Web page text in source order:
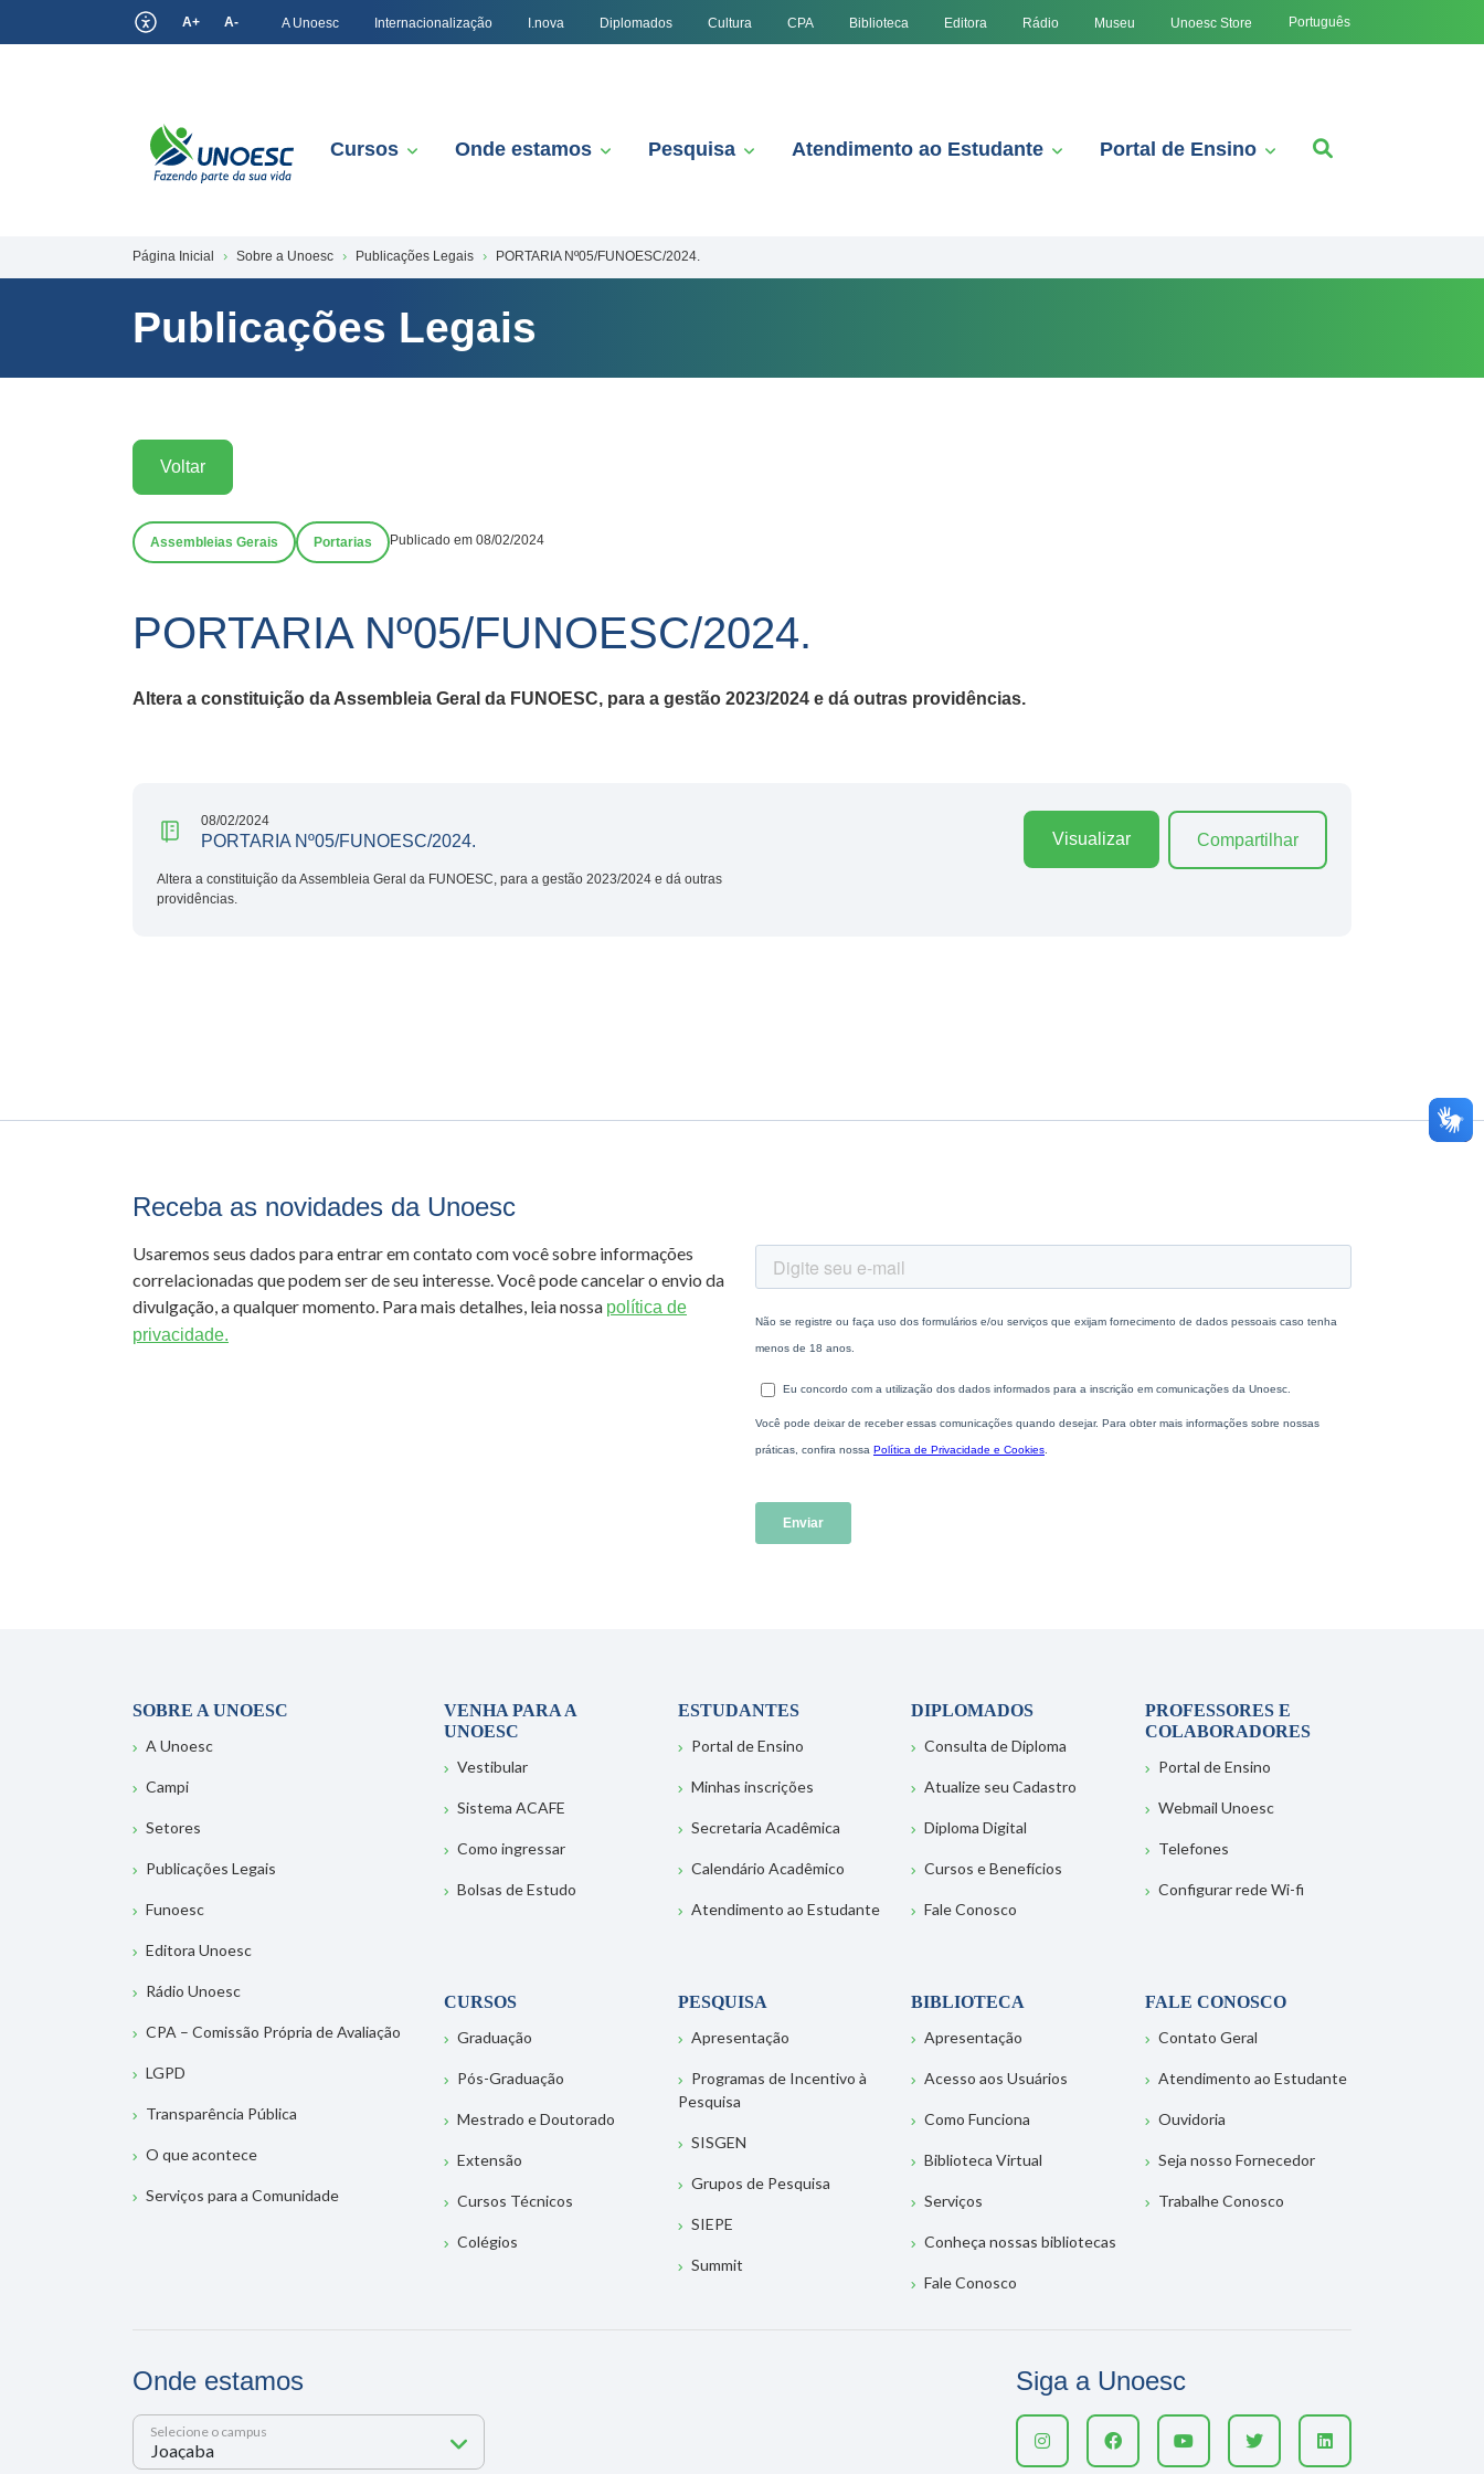
A+ A- A Unoesc Internacionalização I.nova Diplomados Cultura CPA Biblioteca Editora Rádio Museu Unoesc Store Português
Cursos Onde estamos Pesquisa Atendimento ao Estudante Portal de Ensino
Página Inicial Sobre a Unoesc Publicações Legais PORTARIA Nº05/FUNOESC/2024.
Publicações Legais
Voltar
Assembleias Gerais Portarias Publicado em 08/02/2024
PORTARIA Nº05/FUNOESC/2024.
Altera a constituição da Assembleia Geral da FUNOESC, para a gestão 2023/2024 e dá outras providências.
08/02/2024
PORTARIA Nº05/FUNOESC/2024.
Altera a constituição da Assembleia Geral da FUNOESC, para a gestão 2023/2024 e dá outras
providências.
Visualizar Compartilhar
Receba as novidades da Unoesc
Usaremos seus dados para entrar em contato com você sobre informações
correlacionadas que podem ser de seu interesse. Você pode cancelar o envio da
divulgação, a qualquer momento. Para mais detalhes, leia nossa política de
privacidade.
SOBRE A UNOESC
A Unoesc
Campi
Setores
Publicações Legais
Funoesc
Editora Unoesc
Rádio Unoesc
CPA – Comissão Própria de Avaliação
LGPD
Transparência Pública
O que acontece
Serviços para a Comunidade
VENHA PARA A
UNOESC
Vestibular
Sistema ACAFE
Como ingressar
Bolsas de Estudo
ESTUDANTES
Portal de Ensino
Minhas inscrições
Secretaria Acadêmica
Calendário Acadêmico
Atendimento ao Estudante
DIPLOMADOS
Consulta de Diploma
Atualize seu Cadastro
Diploma Digital
Cursos e Benefícios
Fale Conosco
PROFESSORES E
COLABORADORES
Portal de Ensino
Webmail Unoesc
Telefones
Configurar rede Wi-fi
CURSOS
Graduação
Pós-Graduação
Mestrado e Doutorado
Extensão
Cursos Técnicos
Colégios
PESQUISA
Apresentação
Programas de Incentivo à
Pesquisa
SISGEN
Grupos de Pesquisa
SIEPE
Summit
BIBLIOTECA
Apresentação
Acesso aos Usuários
Como Funciona
Biblioteca Virtual
Serviços
Conheça nossas bibliotecas
Fale Conosco
FALE CONOSCO
Contato Geral
Atendimento ao Estudante
Ouvidoria
Seja nosso Fornecedor
Trabalhe Conosco
Onde estamos
Selecione o campus
Siga a Unoesc